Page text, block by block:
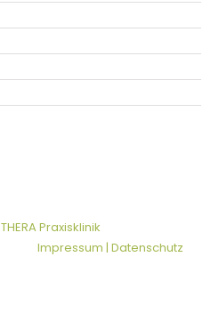
THERA Praxisklinik
Impressum | Datenschutz